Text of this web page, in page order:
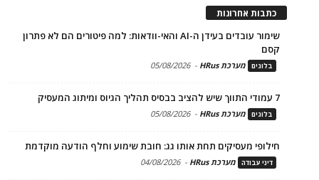
כתבות אחרונות
שימור עובדים בעידן ה-AI והאי-וודאות: למה פיטורים הם לא פתרון
קסם
בלוגים מערכת HRus -
05/08/2026
7 עמודי התווך שיש להציב בבסיס תהליך הגיוס ומיתוג המעסיק
בלוגים מערכת HRus -
05/08/2026
חילופי מעסיקים תחת אותו גג: חובת שימוע וחלף הודעה מוקדמת
דיני עבודה מערכת HRus -
04/08/2026